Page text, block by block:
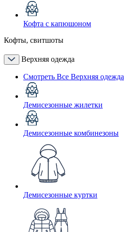
Кофта с капюшоном
Кофты, свитшоты
Верхняя одежда
Смотреть Все Верхняя одежда
Демисезонные жилетки
Демисезонные комбинезоны
Демисезонные куртки